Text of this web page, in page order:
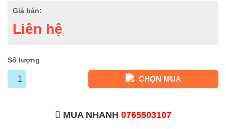
Giá bán:
Liên hệ
Số lượng
CHỌN MUA
MUA NHANH 0765503107